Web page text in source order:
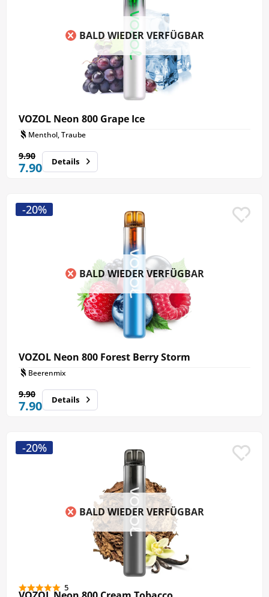
BALD WIEDER VERFÜGBAR
VOZOL Neon 800 Grape Ice
Menthol, Traube
7.90
9.90 Details
BALD WIEDER VERFÜGBAR
VOZOL Neon 800 Forest Berry Storm
Beerenmix
7.90
9.90
-20%
Details
BALD WIEDER VERFÜGBAR
5
-20%